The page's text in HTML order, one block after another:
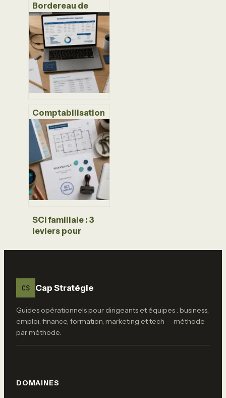
Bordereau de
situation fiscale :
comment obtenir
votre attestation
P237 en 3 étapes
Comptabilisation
des logiciels :
achat, SaaS ou
développement
interne, le guide
2024
SCI familiale : 3
leviers pour
patrimoine
CS Cap Stratégie
Guides opérationnels pour dirigeants et équipes : business,
emploi, finance, formation, marketing et tech — méthode
par méthode.
DOMAINES